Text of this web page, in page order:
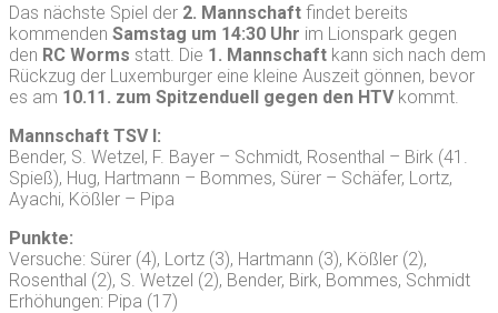
Das nächste Spiel der 2. Mannschaft findet bereits
kommenden Samstag um 14:30 Uhr im Lionspark gegen
den RC Worms statt. Die 1. Mannschaft kann sich nach dem
Rückzug der Luxemburger eine kleine Auszeit gönnen, bevor
es am 10.11. zum Spitzenduell gegen den HTVkommt.
Mannschaft TSV I:
Bender, S. Wetzel, F. Bayer – Schmidt, Rosenthal – Birk (41.
Spieß), Hug, Hartmann – Bommes, Sürer – Schäfer, Lortz,
Ayachi, Kößler – Pipa
Punkte:
Versuche: Sürer (4), Lortz (3), Hartmann (3), Kößler (2),
Rosenthal (2), S. Wetzel (2), Bender, Birk, Bommes, Schmidt
Erhöhungen: Pipa (17)